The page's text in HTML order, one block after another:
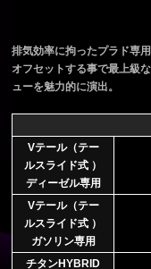
排気効率に拘ったプラド専
オフセットする事で最上級
ューを魅力的に演出。
Vテール（テー
ルスライド式 ）
ディーゼル専用
Vテール（テー
ルスライド式 ）
ガソリン専用
チタンHYBRID